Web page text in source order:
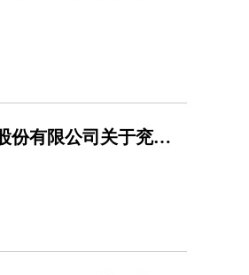
兖矿能源集团股份有限公司关于兖矿集团财务有限公司2022年第三季度未经审计的资产负债表、利润表的公告